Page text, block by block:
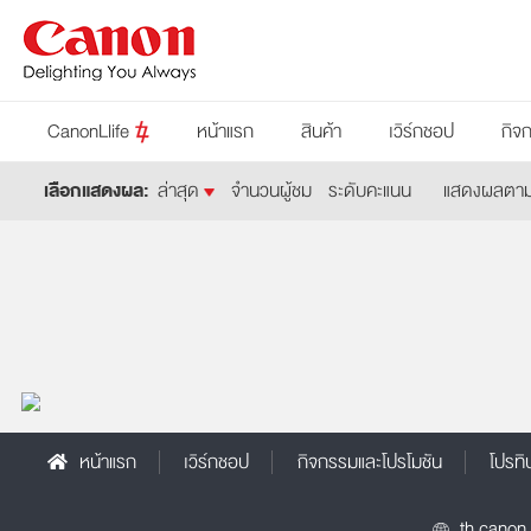
CanonLlife
หน้าแรก สินค้า เวิร์กชอป กิจ
เลือกแสดงผล: ล่าสุด จำนวนผู้ชม ระดับคะแนน แสดงผลตา
โดย
2015/05/13 11:19:49
หน้าแรก เวิร์กชอป กิจกรรมและโปรโมชัน โปร